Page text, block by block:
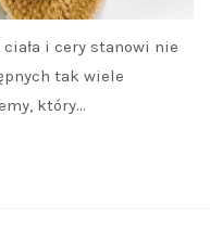
i cery stanowi nie
tak wiele
który…